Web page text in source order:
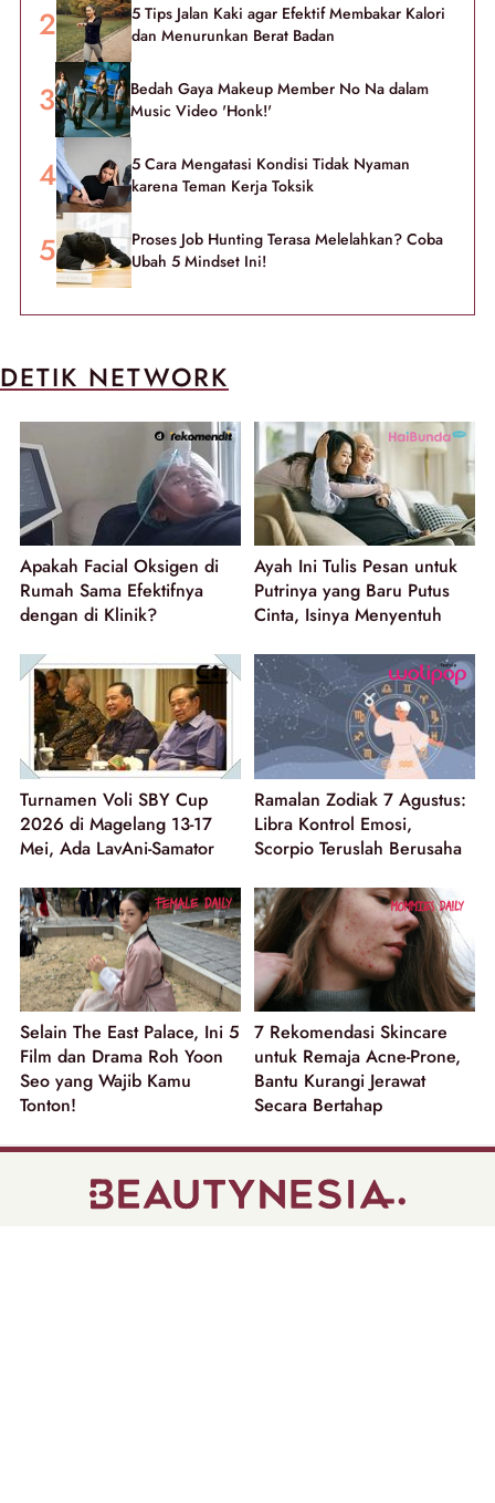
5 Tips Jalan Kaki agar Efektif Membakar Kalori
dan Menurunkan Berat Badan
Bedah Gaya Makeup Member No Na dalam
Music Video 'Honk!'
5 Cara Mengatasi Kondisi Tidak Nyaman
karena Teman Kerja Toksik
Proses Job Hunting Terasa Melelahkan? Coba
Ubah 5 Mindset Ini!
DETIK NETWORK
Apakah Facial Oksigen di
Rumah Sama Efektifnya
dengan di Klinik?
Ayah Ini Tulis Pesan untuk
Putrinya yang Baru Putus
Cinta, Isinya Menyentuh
Turnamen Voli SBY Cup
2026 di Magelang 13-17
Mei, Ada LavAni-Samator
Ramalan Zodiak 7 Agustus:
Libra Kontrol Emosi,
Scorpio Teruslah Berusaha
Selain The East Palace, Ini 5
Film dan Drama Roh Yoon
Seo yang Wajib Kamu
Tonton!
7 Rekomendasi Skincare
untuk Remaja Acne-Prone,
Bantu Kurangi Jerawat
Secara Bertahap